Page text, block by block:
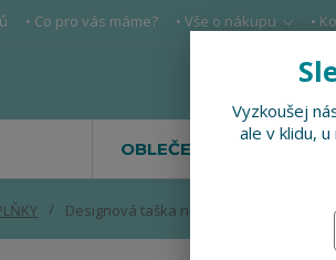
• Co pro vás máme? • Vše o nákupu •
OBLEČENÍ
Designová taška na víno
Vyzkoušej
ale v klidu,